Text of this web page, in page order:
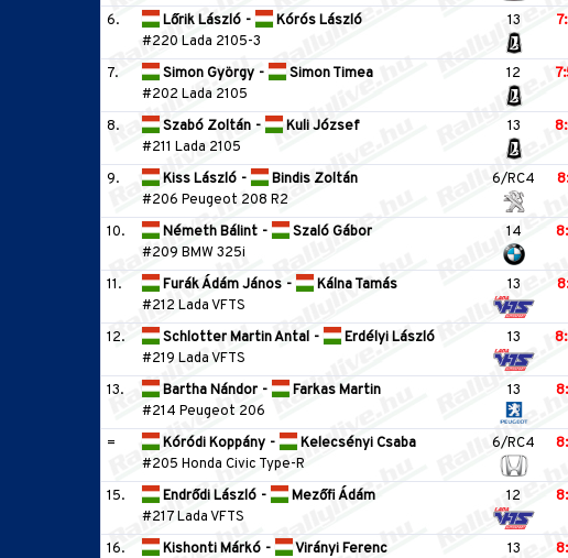
6.
Lőrik László -
Kórós László
#220 Lada 2105-3
13
7.
Simon György -
Simon Timea
#202 Lada 2105
12
8.
Szabó Zoltán -
Kuli József
#211 Lada 2105
13
9.
Kiss László -
Bindis Zoltán
#206 Peugeot 208 R2
6/RC4
10.
Németh Bálint -
Szaló Gábor
#209 BMW 325i
14
11.
Furák Ádám János -
Kálna Tamás
#212 Lada VFTS
13
12.
Schlotter Martin Antal -
Erdélyi László
#219 Lada VFTS
13
13.
Bartha Nándor -
Farkas Martin
#214 Peugeot 206
13
=
Kóródi Koppány -
Kelecsényi Csaba
#205 Honda Civic Type-R
6/RC4
15.
Endrődi László -
Mezőfi Ádám
#217 Lada VFTS
12
16.
Kishonti Márkó - Virányi Ferenc 13